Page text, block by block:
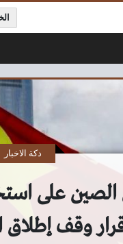
الخميس
على
وقف إطلاق
دكة الاخبار